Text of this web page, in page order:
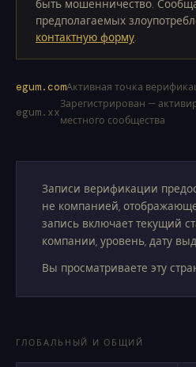
быть мошенничество.
предполагаемых
контактную форму.
egum.comАктивная точка
egum.xx
Зарегистрирован —
местного сообщества
Записи верификации
не компанией,
запись включает текущий
компании, уровень, дату
Вы просматриваете эту
ГЛОБАЛЬНЫЙ И ОБЩИЙ